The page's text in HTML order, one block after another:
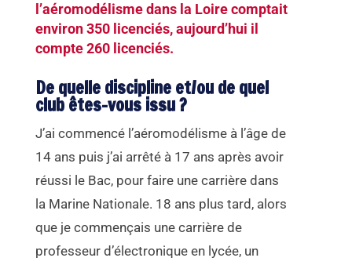
l’aéromodélisme dans la Loire comptait
environ 350 licenciés, aujourd’hui il
compte 260 licenciés.
De quelle discipline et/ou de quel
club êtes-vous issu ?
J’ai commencé l’aéromodélisme à l’âge de
14 ans puis j’ai arrêté à 17 ans après avoir
réussi le Bac, pour faire une carrière dans
la Marine Nationale. 18 ans plus tard, alors
que je commençais une carrière de
professeur d’électronique en lycée, un